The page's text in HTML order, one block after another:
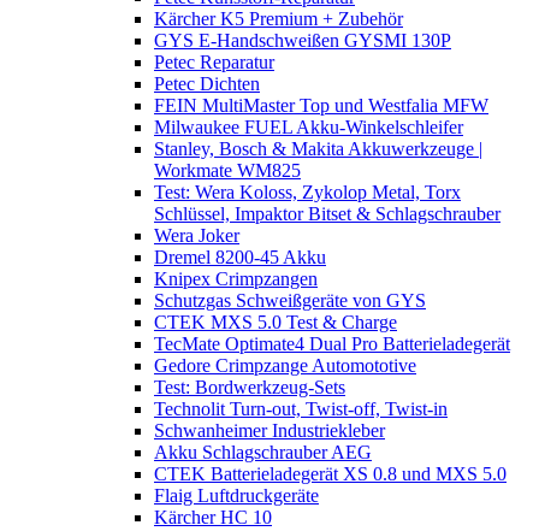
Kärcher K5 Premium + Zubehör
GYS E-Handschweißen GYSMI 130P
Petec Reparatur
Petec Dichten
FEIN MultiMaster Top und Westfalia MFW
Milwaukee FUEL Akku-Winkelschleifer
Stanley, Bosch & Makita Akkuwerkzeuge |
Workmate WM825
Test: Wera Koloss, Zykolop Metal, Torx
Schlüssel, Impaktor Bitset & Schlagschrauber
Wera Joker
Dremel 8200-45 Akku
Knipex Crimpzangen
Schutzgas Schweißgeräte von GYS
CTEK MXS 5.0 Test & Charge
TecMate Optimate4 Dual Pro Batterieladegerät
Gedore Crimpzange Automototive
Test: Bordwerkzeug-Sets
Technolit Turn-out, Twist-off, Twist-in
Schwanheimer Industriekleber
Akku Schlagschrauber AEG
CTEK Batterieladegerät XS 0.8 und MXS 5.0
Flaig Luftdruckgeräte
Kärcher HC 10